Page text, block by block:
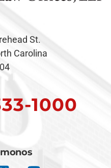
St.
Carolina
1000